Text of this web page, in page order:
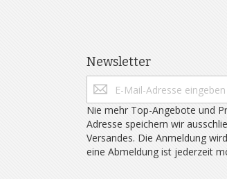
Newsletter
Nie mehr Top-Angebote und
Adresse speichern wir
Versandes. Die Anmeldung
eine Abmeldung ist jederzeit